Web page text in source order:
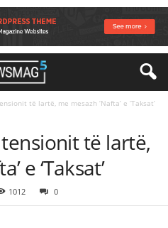
të lartë, me mesazh ‘Nafta’ e ‘Taksat’
të lartë,
e ‘Taksat’
1012 0